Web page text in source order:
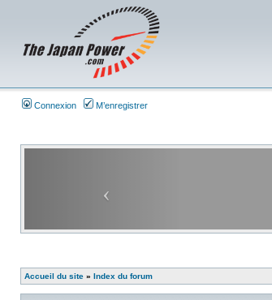
Connexion M’enregistrer
Accueil du site » Index du forum